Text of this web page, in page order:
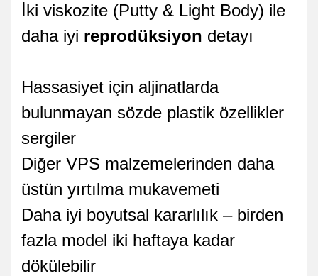
İki viskozite (Putty & Light Body) ile
daha iyi reprodüksiyon detayı
Hassasiyet için aljinatlarda
bulunmayan sözde plastik özellikler
sergiler
Diğer VPS malzemelerinden daha
üstün yırtılma mukavemeti
Daha iyi boyutsal kararlılık – birden
fazla model iki haftaya kadar
dökülebilir